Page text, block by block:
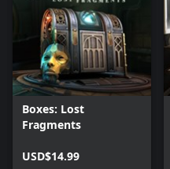
Boxes: Lost
Fragments
USD$14.99